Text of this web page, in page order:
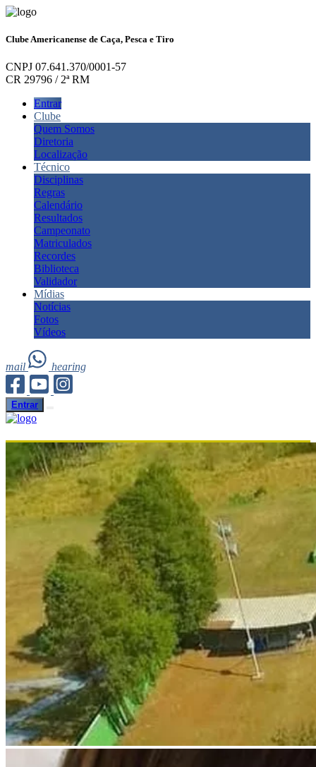
Clube Americanense de Caça, Pesca e Tiro
CNPJ 07.641.370/0001-57
CR 29796 / 2ª RM
Entrar
Clube
Quem Somos
Diretoria
Localização
Técnico
Disciplinas
Regras
Calendário
Resultados
Campeonato
Matriculados
Recordes
Biblioteca
Validador
Mídias
Notícias
Fotos
Vídeos
mail hearing
Entrar